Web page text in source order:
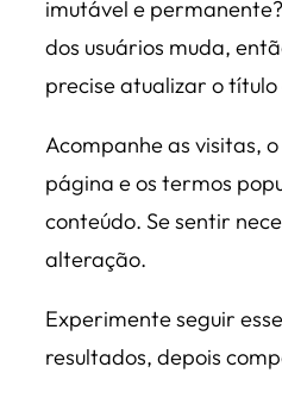
imutável e
dos usuários muda,
precise atualizar o
Acompanhe as visitas,
página e os termos
conteúdo. Se sentir
alteração.
Experimente seguir
resultados, depois